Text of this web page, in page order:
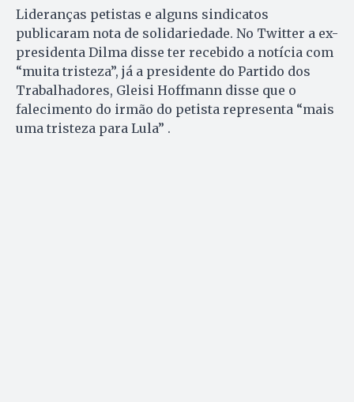
Lideranças petistas e alguns sindicatos
publicaram nota de solidariedade. No Twitter a ex-
presidenta Dilma disse ter recebido a notícia com
“muita tristeza”, já a presidente do Partido dos
Trabalhadores, Gleisi Hoffmann disse que o
falecimento do irmão do petista representa “mais
uma tristeza para Lula” .